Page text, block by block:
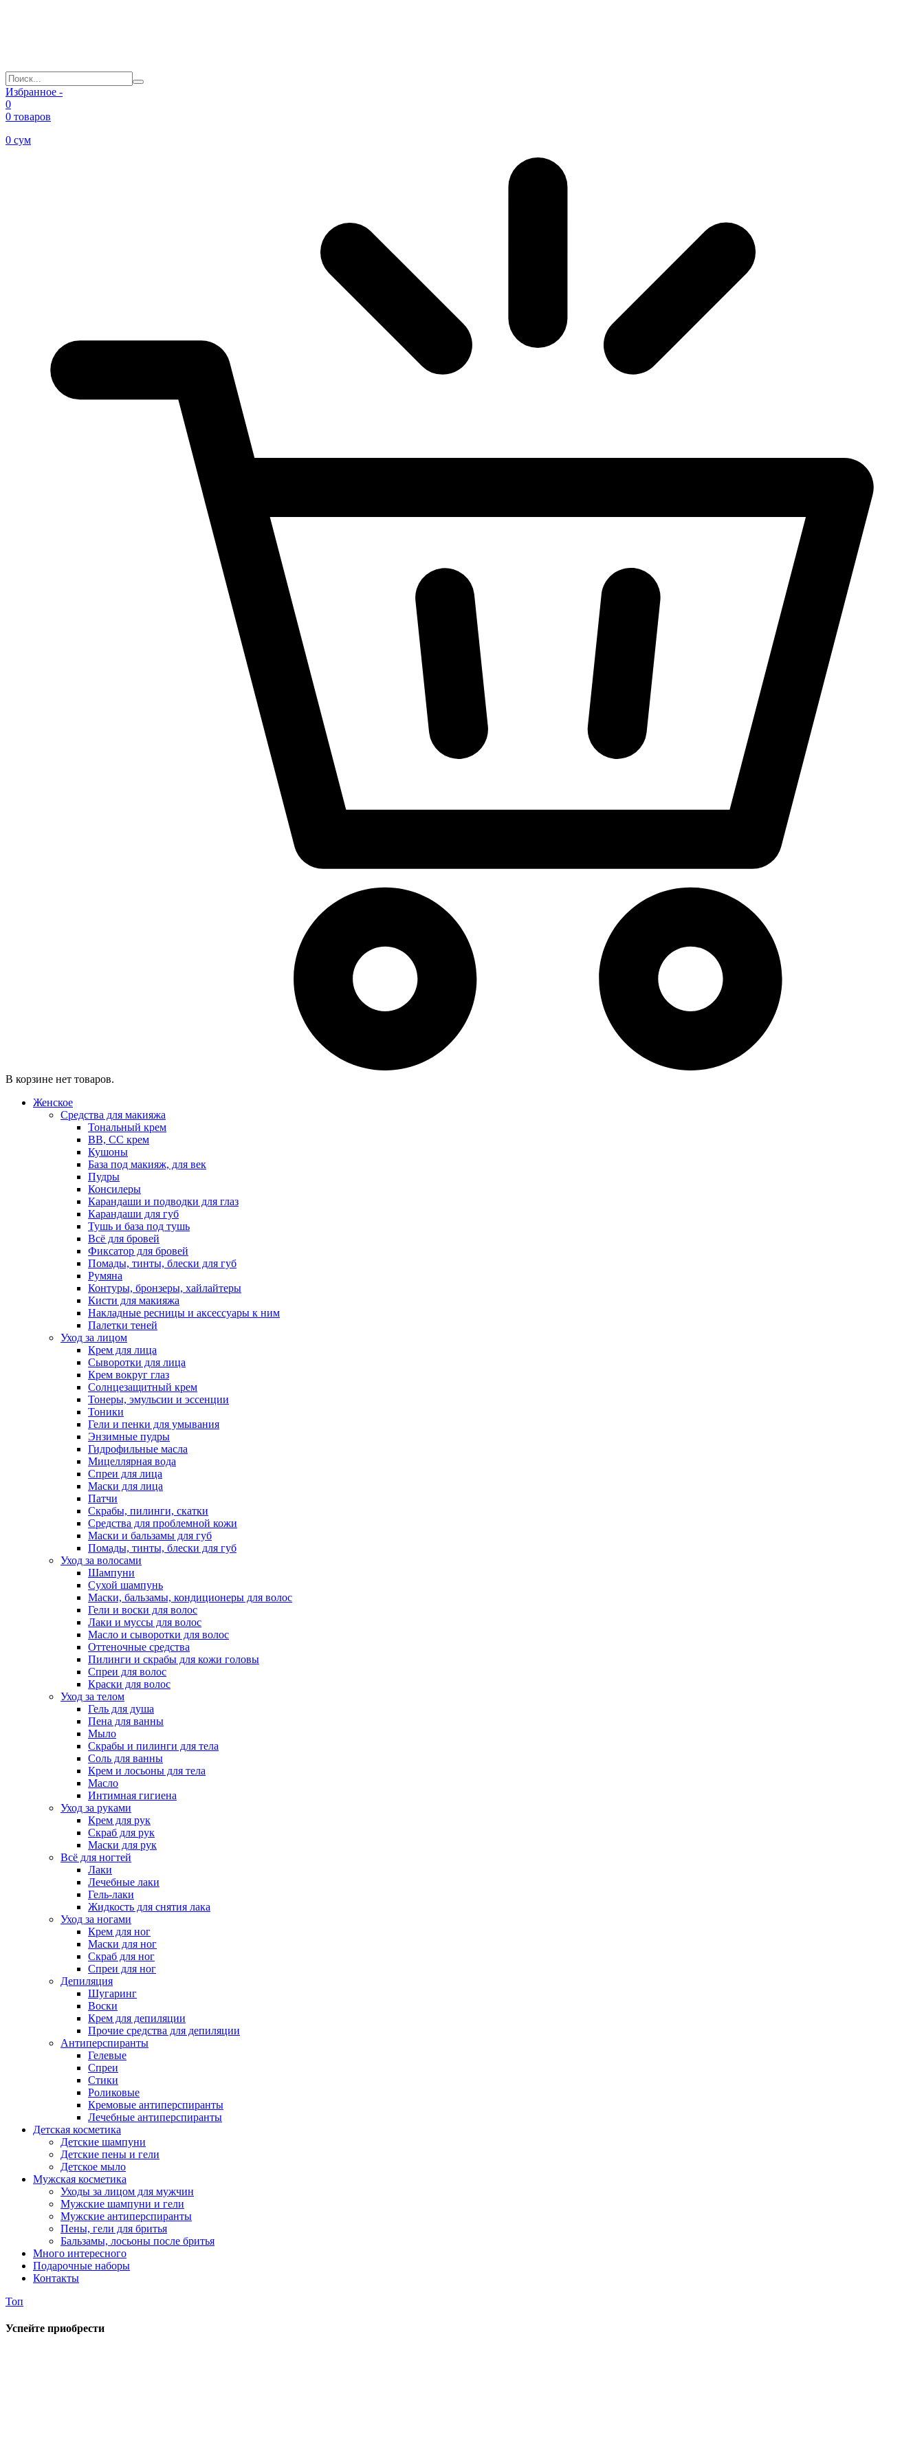
Избранное -
0
0 товаров
0 сум
В корзине нет товаров.
Женское
Средства для макияжа
Тональный крем
BB, CC крем
Кушоны
База под макияж, для век
Пудры
Консилеры
Карандаши и подводки для глаз
Карандаши для губ
Тушь и база под тушь
Всё для бровей
Фиксатор для бровей
Помады, тинты, блески для губ
Румяна
Контуры, бронзеры, хайлайтеры
Кисти для макияжа
Накладные ресницы и аксессуары к ним
Палетки теней
Уход за лицом
Крем для лица
Сыворотки для лица
Крем вокруг глаз
Солнцезащитный крем
Тонеры, эмульсии и эссенции
Тоники
Гели и пенки для умывания
Энзимные пудры
Гидрофильные масла
Мицеллярная вода
Спреи для лица
Маски для лица
Патчи
Скрабы, пилинги, скатки
Средства для проблемной кожи
Маски и бальзамы для губ
Помады, тинты, блески для губ
Уход за волосами
Шампуни
Сухой шампунь
Маски, бальзамы, кондиционеры для волос
Гели и воски для волос
Лаки и муссы для волос
Масло и сыворотки для волос
Оттеночные средства
Пилинги и скрабы для кожи головы
Спреи для волос
Краски для волос
Уход за телом
Гель для душа
Пена для ванны
Мыло
Скрабы и пилинги для тела
Соль для ванны
Крем и лосьоны для тела
Масло
Интимная гигиена
Уход за руками
Крем для рук
Скраб для рук
Маски для рук
Всё для ногтей
Лаки
Лечебные лаки
Гель-лаки
Жидкость для снятия лака
Уход за ногами
Крем для ног
Маски для ног
Скраб для ног
Спреи для ног
Депиляция
Шугаринг
Воски
Крем для депиляции
Прочие средства для депиляции
Антиперспиранты
Гелевые
Спреи
Стики
Роликовые
Кремовые антиперспиранты
Лечебные антиперспиранты
Детская косметика
Детские шампуни
Детские пены и гели
Детское мыло
Мужская косметика
Уходы за лицом для мужчин
Мужские шампуни и гели
Мужские антиперспиранты
Пены, гели для бритья
Бальзамы, лосьоны после бритья
Много интересного
Подарочные наборы
Контакты
Топ
Успейте приобрести